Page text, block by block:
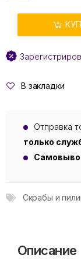
В закладки
Отправка
только
Скрабы и
Описание